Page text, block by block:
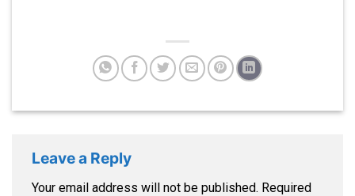
Leave a Reply
Your email address will not be published. Required